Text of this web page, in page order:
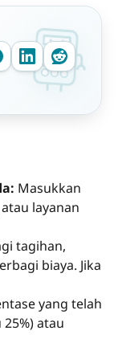
Masukkan
layanan
tagihan,
biaya. Jika
yang telah
atau